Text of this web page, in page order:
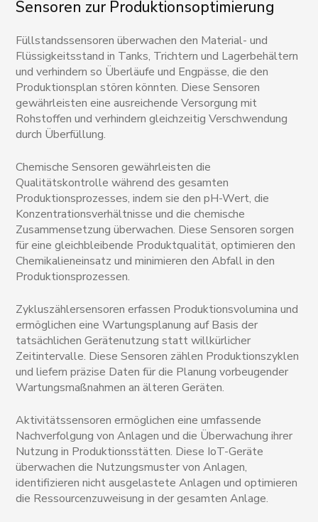
Sensoren zur Produktionsoptimierung
Füllstandssensoren überwachen den Material- und
Flüssigkeitsstand in Tanks, Trichtern und Lagerbehältern
und verhindern so Überläufe und Engpässe, die den
Produktionsplan stören könnten. Diese Sensoren
gewährleisten eine ausreichende Versorgung mit
Rohstoffen und verhindern gleichzeitig Verschwendung
durch Überfüllung.
Chemische Sensoren gewährleisten die
Qualitätskontrolle während des gesamten
Produktionsprozesses, indem sie den pH-Wert, die
Konzentrationsverhältnisse und die chemische
Zusammensetzung überwachen. Diese Sensoren sorgen
für eine gleichbleibende Produktqualität, optimieren den
Chemikalieneinsatz und minimieren den Abfall in den
Produktionsprozessen.
Zykluszählersensoren erfassen Produktionsvolumina und
ermöglichen eine Wartungsplanung auf Basis der
tatsächlichen Gerätenutzung statt willkürlicher
Zeitintervalle. Diese Sensoren zählen Produktionszyklen
und liefern präzise Daten für die Planung vorbeugender
Wartungsmaßnahmen an älteren Geräten.
Aktivitätssensoren ermöglichen eine umfassende
Nachverfolgung von Anlagen und die Überwachung ihrer
Nutzung in Produktionsstätten. Diese IoT-Geräte
überwachen die Nutzungsmuster von Anlagen,
identifizieren nicht ausgelastete Anlagen und optimieren
die Ressourcenzuweisung in der gesamten Anlage.